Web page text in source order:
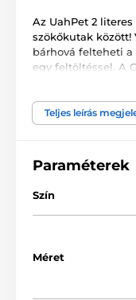
Az UahPet 2
szökőkutak között!
bárhová felteheti a
egy feltöltéssel. A
dB körül mozog,
stílusos
Tökéletes
A szűrés 7 rétegű,
aktív szén és a
és a csapvízben
ioncserélő gyanta
vesekövességet,
Teljes leírás
Paraméterek
Szín
Méret